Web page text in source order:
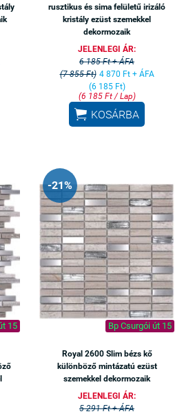
rusztikus és sima felületű irizáló
kristály ezüst szemekkel
dekormozaik
JELENLEGI ÁR:
6 185 Ft + ÁFA
(7 855 Ft) 4 870 Ft + ÁFA
(6 185 Ft)
(6 185 Ft / Lap)
 KOSÁRBA
15
-21%
Bp Csurgói út 15
Royal 2600 Slim bézs kő
különböző mintázatú ezüst
szemekkel dekormozaik
JELENLEGI ÁR:
5 291 Ft + ÁFA